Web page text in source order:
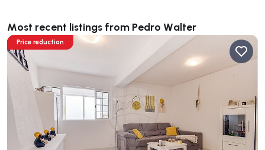
Most recent listings from Pedro Walter
Price reduction